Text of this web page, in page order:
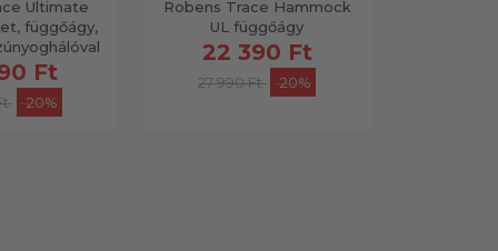
Ultimate
függőágy,
Ft
-20%
Robens Trace Hammock
UL függőágy
22 390 Ft
27 990 Ft -20%